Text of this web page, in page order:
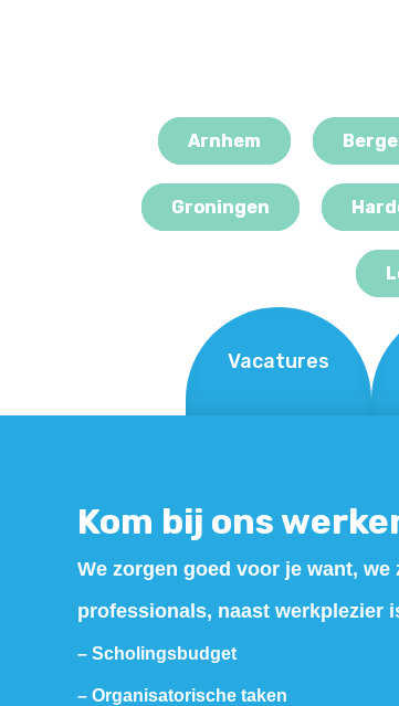
Arnhem
Groningen
Vacatures
Kom bij ons
We zorgen goed voor je want,
professionals, naast werkplezier
– Scholingsbudget
– Organisatorische taken